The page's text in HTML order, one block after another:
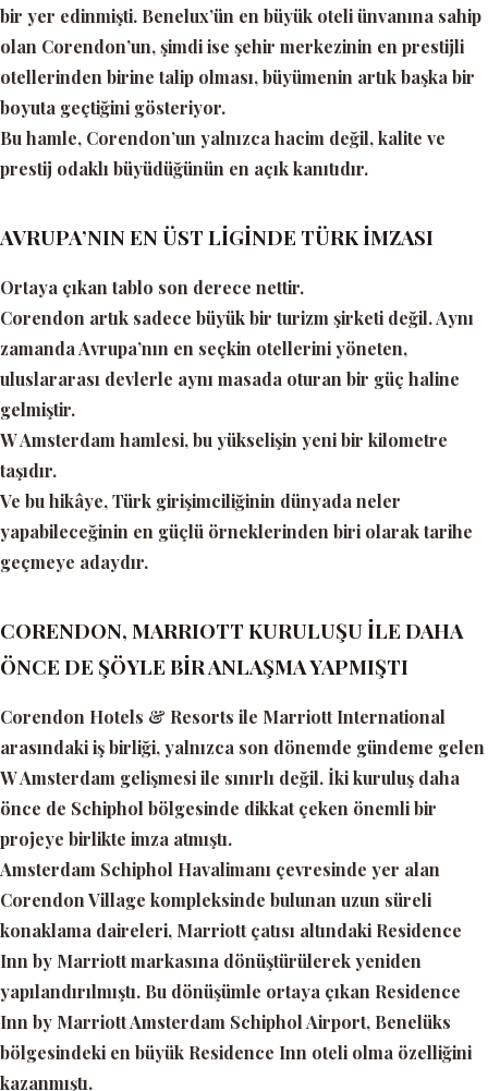
bir yer edinmişti. Benelux’ün en büyük oteli ünvanına sahip
olan Corendon’un, şimdi ise şehir merkezinin en prestijli
otellerinden birine talip olması, büyümenin artık başka bir
boyuta geçtiğini gösteriyor.
Bu hamle, Corendon’un yalnızca hacim değil, kalite ve
prestij odaklı büyüdüğünün en açık kanıtıdır.
AVRUPA’NIN EN ÜST LİGİNDE TÜRK İMZASI
Ortaya çıkan tablo son derece nettir.
Corendon artık sadece büyük bir turizm şirketi değil. Aynı
zamanda Avrupa’nın en seçkin otellerini yöneten,
uluslararası devlerle aynı masada oturan bir güç haline
gelmiştir.
W Amsterdam hamlesi, bu yükselişin yeni bir kilometre
taşıdır.
Ve bu hikâye, Türk girişimciliğinin dünyada neler
yapabileceğinin en güçlü örneklerinden biri olarak tarihe
geçmeye adaydır.
CORENDON, MARRIOTT KURULUŞU İLE DAHA
ÖNCE DE ŞÖYLE BİR ANLAŞMA YAPMIŞTI
Corendon Hotels & Resorts ile Marriott International
arasındaki iş birliği, yalnızca son dönemde gündeme gelen
W Amsterdam gelişmesi ile sınırlı değil. İki kuruluş daha
önce de Schiphol bölgesinde dikkat çeken önemli bir
projeye birlikte imza atmıştı.
Amsterdam Schiphol Havalimanı çevresinde yer alan
Corendon Village kompleksinde bulunan uzun süreli
konaklama daireleri, Marriott çatısı altındaki Residence
Inn by Marriott markasına dönüştürülerek yeniden
yapılandırılmıştı. Bu dönüşümle ortaya çıkan Residence
Inn by Marriott Amsterdam Schiphol Airport, Benelüks
bölgesindeki en büyük Residence Inn oteli olma özelliğini
kazanmıştı.